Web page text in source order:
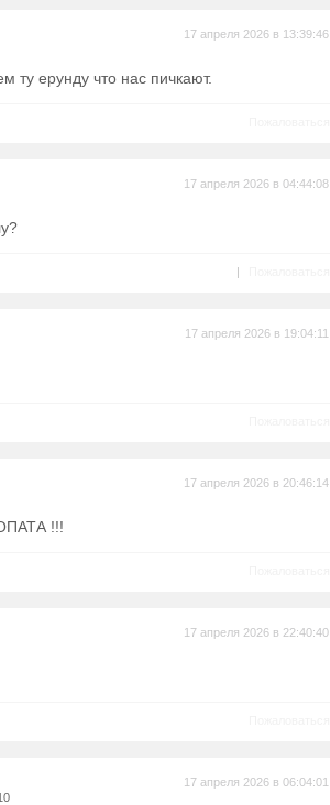
17 апреля 2026 в 13:39:46
ту ерунду что нас пичкают.
17 апреля 2026 в 04:44:08
|
17 апреля 2026 в 19:04:11
17 апреля 2026 в 20:46:14
!!!
17 апреля 2026 в 22:40:40
17 апреля 2026 в 06:04:01